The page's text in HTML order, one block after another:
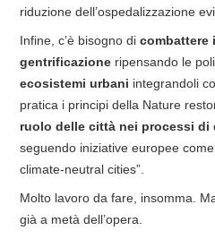
riduzione dell’ospedalizzazione
Infine, c’è bisogno di combattere
gentrificazione ripensando le
ecosistemi urbani integrandoli
pratica i principi della Nature
ruolo delle città nei processi di
seguendo iniziative europee
climate-neutral cities”.
Molto lavoro da fare, insomma.
già a metà dell’opera.